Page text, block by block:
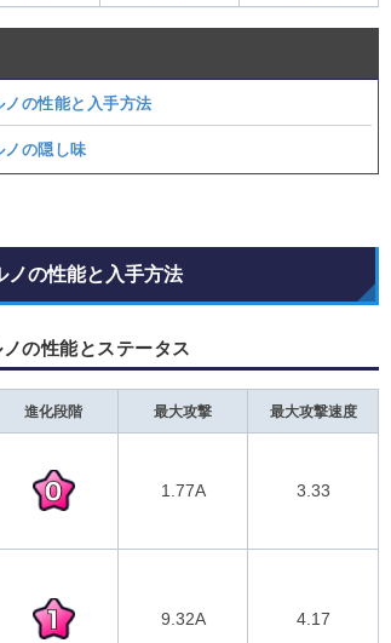
の性能と入手方法
の隠し味
ノの性能と入手方法
の性能とステータス
進化段階 最大攻撃 最大攻撃速度
1.77A 3.33
9.32A 4.17